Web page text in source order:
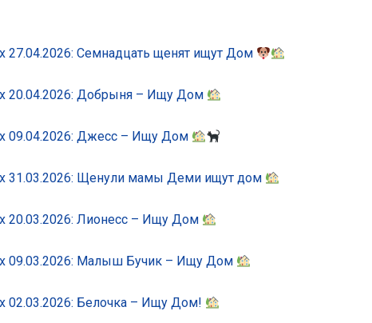
Семнадцать щенят ищут Дом
20.04.2026: Добрыня – Ищу Дом
09.04.2026: Джесс – Ищу Дом
31.03.2026: Щенули мамы Деми ищут дом
20.03.2026: Лионесс – Ищу Дом
09.03.2026: Малыш Бучик – Ищу Дом
02.03.2026: Белочка – Ищу Дом!